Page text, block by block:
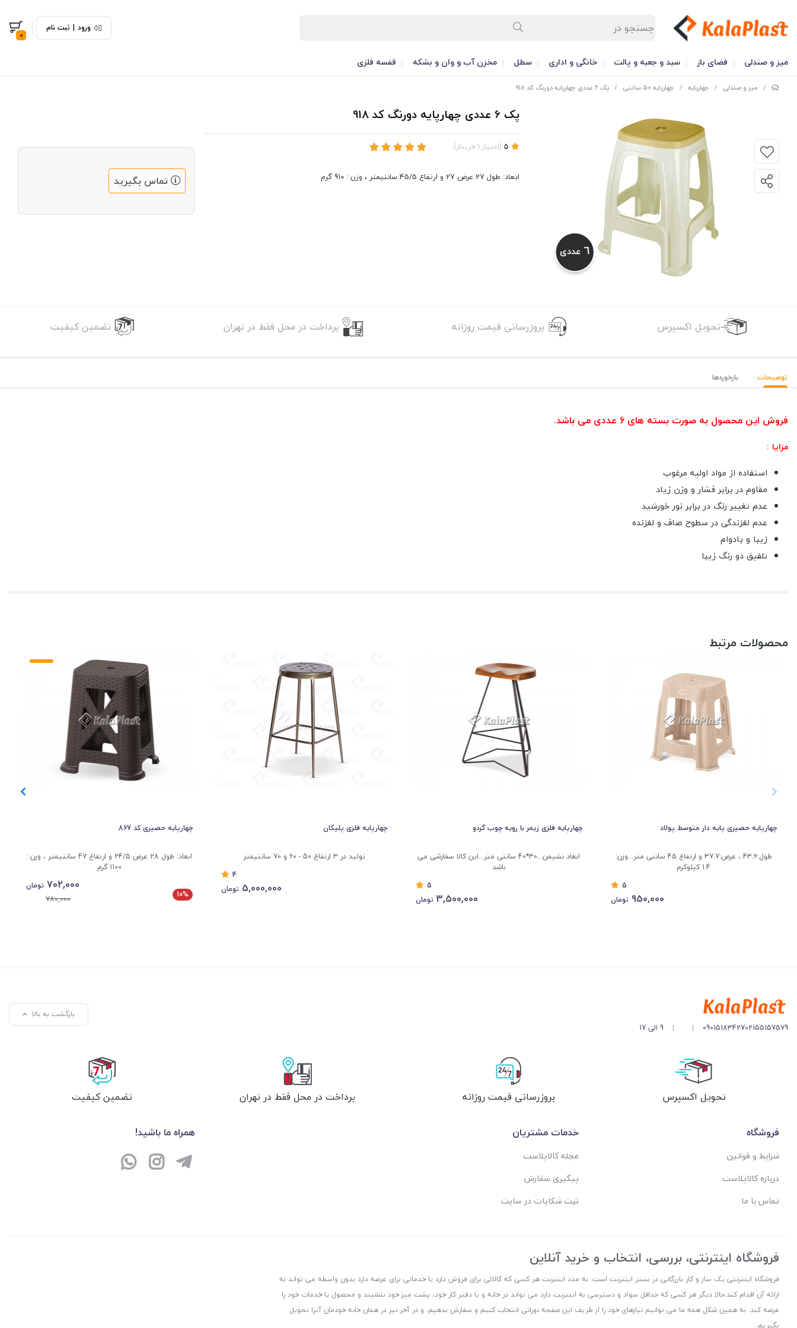
ورود | ثبت نام
0
میز و صندلی فضای باز سبد و جعبه و پالت خانگی و اداری سطل مخزن آب و وان و بشکه قفسه فلزی
/ میز و صندلی / چهارپایه / چهارپایه 50 سانتی / پک 6 عددی چهارپایه دورنگ کد 918
پک 6 عددی چهارپایه دورنگ کد 918
(امتیاز 1 خریدار)
ابعاد: طول 27 عرض 27 و ارتفاع 45/5 سانتیمتر ، وزن : 910 گرم تماس بگیرید
تحویل اکسپرس بروزرسانی قیمت روزانه پرداخت در محل فقط در تهران تضمین کیفیت
توضیحات بازخوردها
فروش این محصول به صورت بسته های 6 عددی می باشد.
مزایا :
استفاده از مواد اولیه مرغوب
مقاوم در برابر فشار و وزن زیاد
عدم تغییر رنگ در برابر نور خورشید
عدم لغزندگی در سطوح صاف و لغزنده
زیبا و بادوام
تلفیق دو رنگ زیبا
محصولات مرتبط
چهارپایه حصیری پایه دار متوسط پولاد
طول:43.6 ، عرض:37.7 و ارتفاع 45 سانتی متر...وزن:
1.4 کیلوکرم
5
950,000 تومان
چهارپایه فلزی زیمر با رویه چوب گردو
ابعاد نشیمن...30*40 سانتی متر...این کالا سفارشی می
باشد
5
3,500,000 تومان
چهارپایه فلزی پلیکان
تولید در 3 ارتفاع 50 - 60 و 70 سانتیمتر
4
5,000,000 تومان
چهارپایه حصیری کد 867
ابعاد: طول 28 عرض 24/5 و ارتفاع 47 سانتیمتر ، وزن :
1100 گرم
10%
702,000 تومان
780,000
02155157579
09015183427
|
| 9 الی 17
بازگشت به بالا
تحویل اکسپرس بروزرسانی قیمت روزانه پرداخت در محل فقط در تهران تضمین کیفیت
فروشگاه
شرایط و قوانین
درباره کالاپلاست
تماس با ما
خدمات مشتریان
مجله کالاپلاست
پیگیری سفارش
ثبت شکایات در سایت
همراه ما باشید!
فروشگاه اینترنتی، بررسی، انتخاب و خرید آنلاین
فروشگاه اینترنتی یک ساز و کار بازرگانی در بستر اینترنت است. به مدد اینترنت هر کسی که کالائی برای فروش دارد یا خدماتی برای عرضه دارد بدون واسطه می تواند به
ارائه آن اقدام کند.حالا دیگر هر کسی که حداقل سواد و دسترسی به اینترنت دارد می تواند در خانه و یا دفتر کار خود، پشت میز خود بنشیند و محصول یا خدمات خود را
عرضه کند. به همین شکل همه ما می توانیم نیازهای خود را از طریف این صفحه نورانی انتخاب کنیم و سفارش بدهیم. و در آخر نیز در همان خانه خودمان آنرا تحویل
بگیریم.